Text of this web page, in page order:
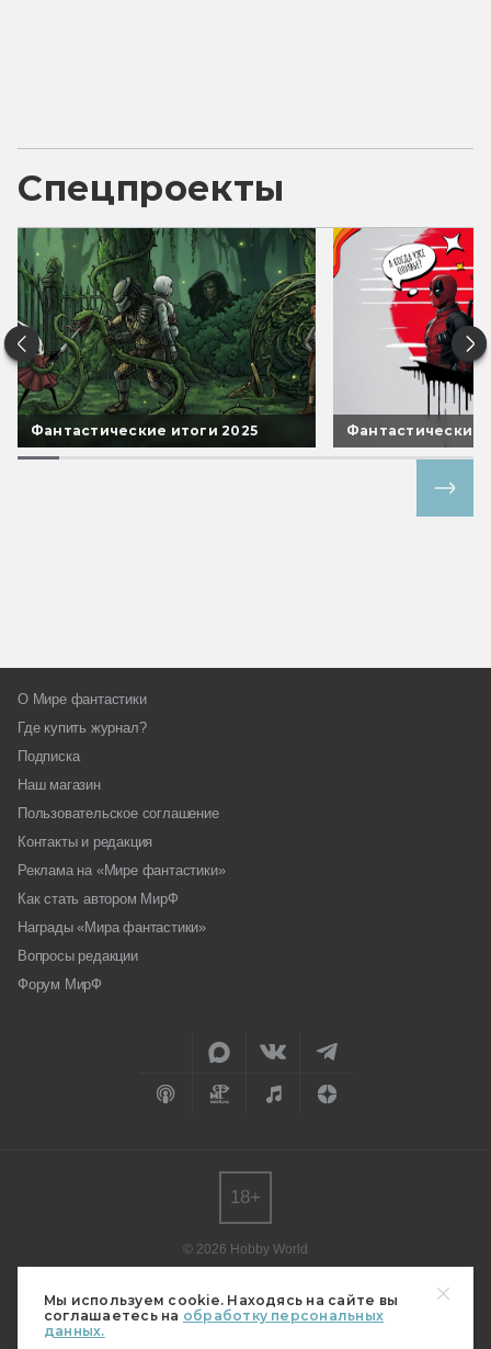
Мы используем cookie. Находясь на сайте вы
соглашаетесь на обработку персональных
данных.
Спецпроекты
Фантастические итоги 2025 Фантастические
О Мире фантастики
Где купить журнал?
Подписка
Наш магазин
Пользовательское соглашение
Контакты и редакция
Реклама на «Мире фантастики»
Как стать автором МирФ
Награды «Мира фантастики»
Вопросы редакции
Форум МирФ
© 2026 Hobby World
редакции.
Мнение авторов может не совпадать с мнением редакции.
Свидетельство о регистрации СМИ серия Эл № ФС77-82485
18+